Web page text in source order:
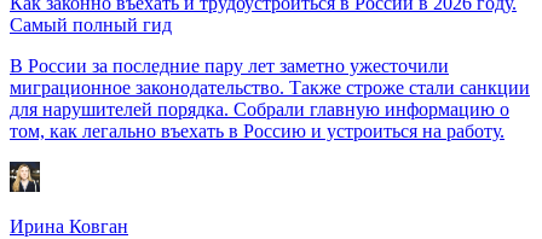
Самый полный гид
В России за последние пару лет заметно ужесточили
миграционное законодательство. Также строже стали санкции
для нарушителей порядка. Собрали главную информацию о
том, как легально въехать в Россию и устроиться на работу.
Ирина Ковган